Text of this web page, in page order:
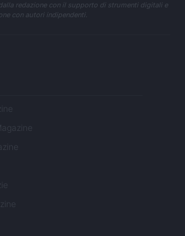
redazione con il supporto di strumenti digitali e
con autori indipendenti.